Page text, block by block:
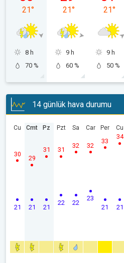
21°
8 h
70 %
21°
9 h
60 %
21°
9 h
50 %
14 günlük hava durumu
Cu
21
30
Cmt
21
29
Pz
21
31
Pzt
22
31
Sa
22
32
Car
23
32
Per
21
33
Cu
21
34